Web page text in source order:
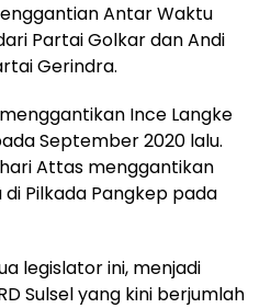
Antar Waktu
Partai Golkar dan Andi
Gerindra.
Ince Langke
September 2020 lalu.
Attas menggantikan
Pilkada Pangkep pada
legislator ini, menjadi
Sulsel yang kini berjumlah